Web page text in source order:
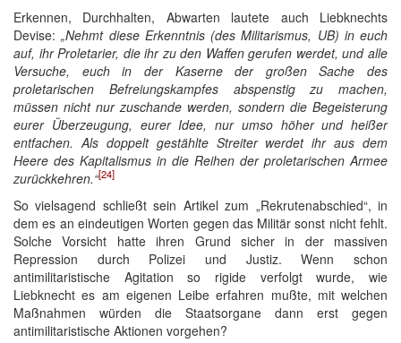
Erkennen, Durchhalten, Abwarten lautete auch Liebknechts
Devise:„Nehmt diese Erkenntnis (des Militarismus, UB) in euch
auf, ihr Proletarier, die ihr zu den Waffen gerufen werdet, und alle
Versuche, euch in der Kaserne der großen Sache des
proletarischen Befreiungskampfes abspenstig zu machen,
müssen nicht nur zuschande werden, sondern die Begeisterung
eurer Überzeugung, eurer Idee, nur umso höher und heißer
entfachen. Als doppelt gestählte Streiter werdet ihr aus dem
Heere des Kapitalismus in die Reihen der proletarischen Armee
zurückkehren.“[24]
So vielsagend schließt sein Artikel zum „Rekrutenabschied“, in
dem es an eindeutigen Worten gegen das Militär sonst nicht fehlt.
Solche Vorsicht hatte ihren Grund sicher in der massiven
Repression durch Polizei und Justiz. Wenn schon
antimilitaristische Agitation so rigide verfolgt wurde, wie
Liebknecht es am eigenen Leibe erfahren mußte, mit welchen
Maßnahmen würden die Staatsorgane dann erst gegen
antimilitaristische Aktionen vorgehen?